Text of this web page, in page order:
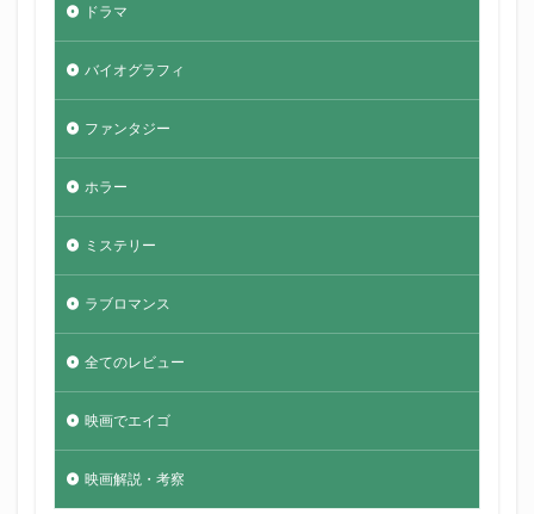
ドラマ
バイオグラフィ
ファンタジー
ホラー
ミステリー
ラブロマンス
全てのレビュー
映画でエイゴ
映画解説・考察